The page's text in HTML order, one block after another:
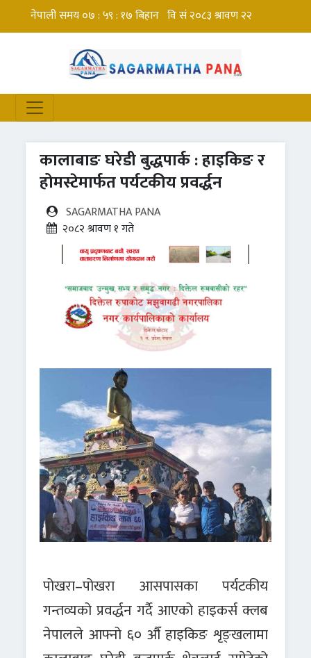
कालाबाङ घरेडी बुद्धपार्क : हाइकिङ र
होमस्टेमार्फत पर्यटकीय प्रवर्द्धन
SAGARMATHA PANA
२०८२ श्रावण १ गते
पोखरा–पोखरा आसपासका पर्यटकीय
गन्तव्यको प्रवर्द्धन गर्दै आएको हाइकर्स क्लब
नेपालले आफ्नो ६० औँ हाइकिङ शृङ्खलामा